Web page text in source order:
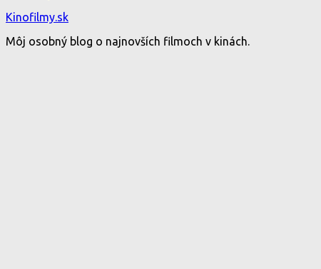
Kinofilmy.sk
Môj osobný blog o najnovších filmoch v kinách.